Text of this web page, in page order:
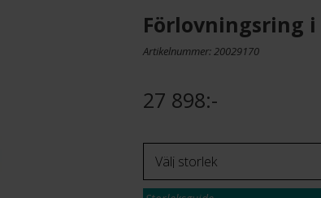
Förlovningsring i
Artikelnummer: 20029170
27 898:-